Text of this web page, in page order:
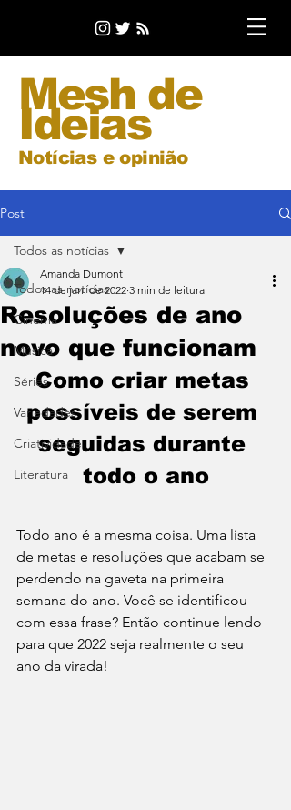
Mesh de
Ideias
Notícias e opinião
Post
Todos as notícias
Cinema
Música
Séries
Variedades
Criatividade
Literatura
Todos as notícias
Resoluções de ano
novo que funcionam
Amanda Dumont
14 de jan. de 2022 3 min de leitura
Como criar metas
possíveis de serem
seguidas durante
todo o ano
Todo ano é a mesma coisa. Uma lista
de metas e resoluções que acabam se
perdendo na gaveta na primeira
semana do ano. Você se identificou
com essa frase? Então continue lendo
para que 2022 seja realmente o seu
ano da virada!